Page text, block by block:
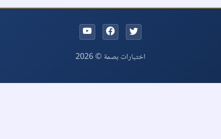
اختبارات بصمة © 2026